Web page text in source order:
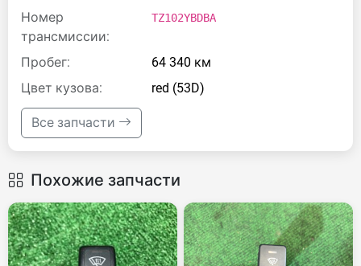
Номер
трансмиссии:
TZ102YBDBA
Пробег:
64 340 км
Цвет кузова:
red (53D)
Все запчасти
Похожие запчасти